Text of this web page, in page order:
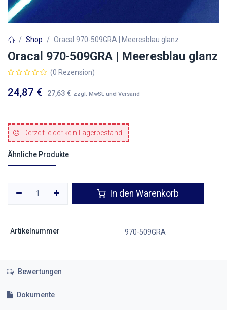
Shop Oracal 970-509GRA | Meeresblau glanz
Oracal 970-509GRA | Meeresblau glanz
(0 Rezension)
24,87 € 27,63€ zzgl. MwSt. und Versand
Derzeit leider kein Lagerbestand.
Ähnliche Produkte
In den Warenkorb
Artikelnummer 970-509GRA
Bewertungen
Dokumente